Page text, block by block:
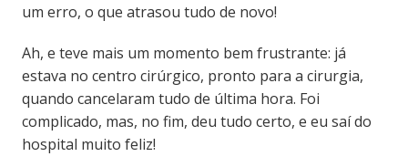
um erro, o que atrasou tudo de novo!
Ah, e teve mais um momento bem frustrante: já
estava no centro cirúrgico, pronto para a cirurgia,
quando cancelaram tudo de última hora. Foi
complicado, mas, no fim, deu tudo certo, e eu saí do
hospital muito feliz!